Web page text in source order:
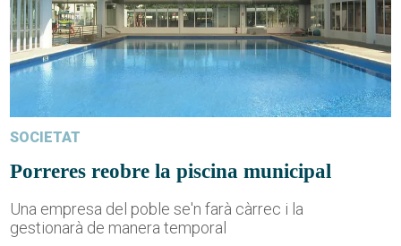
SOCIETAT
Porreres reobre la piscina municipal
Una empresa del poble se'n farà càrrec i la
gestionarà de manera temporal